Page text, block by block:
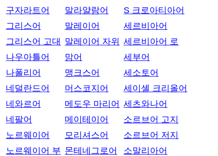
구자라트어
그리스어
그리스어 고대
나우아틀어
나폴리어
네덜란드어
네와르어
네팔어
노르웨이어
노르웨이어 부
말라얄람어
말레이어
말레이어 자위
맘어
맹크스어
머스코지어
메도우 마리어
메이테이어
모리셔스어
몬테네그로어
S 크로아티아어
세르비아어
세르비아어 로
세부어
세소토어
세이셸 크리올어
세츠와나어
소르브어 고지
소르브어 저지
소말리아어